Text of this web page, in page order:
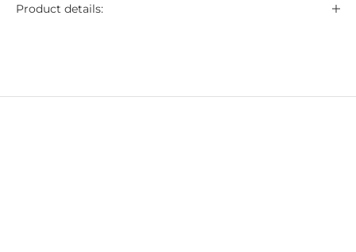
Product details: